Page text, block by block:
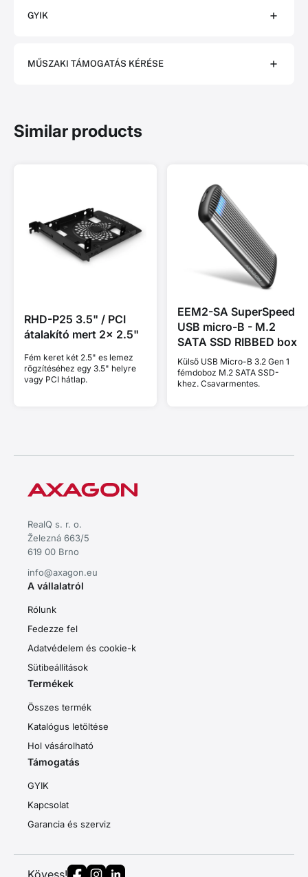
GYIK
MŰSZAKI TÁMOGATÁS KÉRÉSE
Similar products
RHD-P25 3.5" / PCI
átalakító mert 2x 2.5"
Fém keret két 2.5" es lemez
rögzítéséhez egy 3.5" helyre
vagy PCI hátlap.
EEM2-SA SuperSpeed
USB micro-B - M.2
SATA SSD RIBBED box
Külső USB Micro-B 3.2 Gen 1
fémdoboz M.2 SATA SSD-
khez. Csavarmentes.
RealQ s. r. o.
Železná 663/5
619 00 Brno
info@axagon.eu
A vállalatról
Rólunk
Fedezze fel
Adatvédelem és cookie-k
Sütibeállítások
Termékek
Összes termék
Katalógus letöltése
Hol vásárolható
Támogatás
GYIK
Kapcsolat
Garancia és szerviz
Kövess!